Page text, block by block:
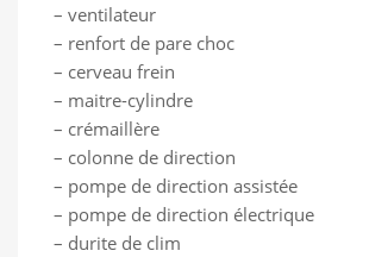
– ventilateur
– renfort de pare choc
– cerveau frein
– maitre-cylindre
– crémaillère
– colonne de direction
– pompe de direction assistée
– pompe de direction électrique
– durite de clim